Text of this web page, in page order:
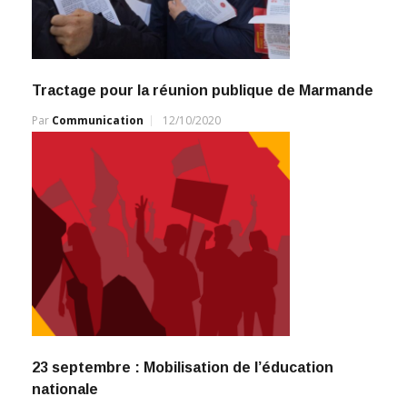
Tractage pour la réunion publique de Marmande
Par Communication 12/10/2020
23 septembre : Mobilisation de l’éducation
nationale